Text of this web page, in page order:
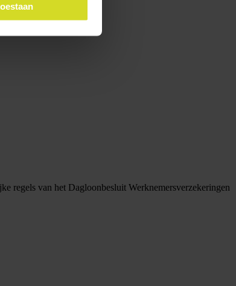
regels van het Dagloonbesluit Werknemersverzekeringen